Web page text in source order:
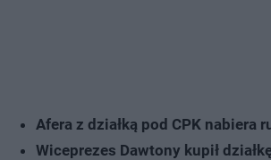
Afera z działką pod CPK nabiera
Wiceprezes Dawtony kupił